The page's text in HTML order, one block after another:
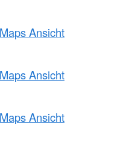
Ansicht
Ansicht
Ansicht